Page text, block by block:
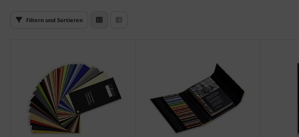
Filtern und Sortieren